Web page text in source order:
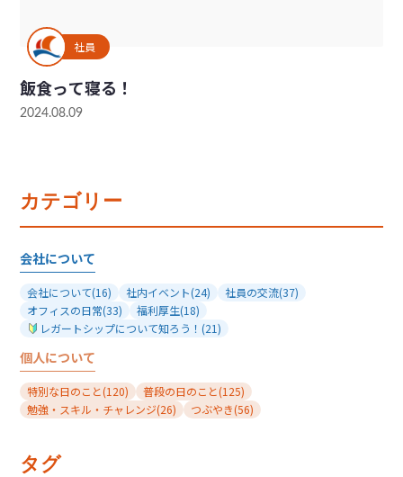
社員
飯食って寝る！
2024.08.09
カテゴリー
会社について
会社について(16) 社内イベント(24) 社員の交流(37)
オフィスの日常(33) 福利厚生(18)
レガートシップについて知ろう！ (21)
個人について
特別な日のこと(120) 普段の日のこと(125)
勉強・スキル・チャレンジ(26) つぶやき(56)
タグ